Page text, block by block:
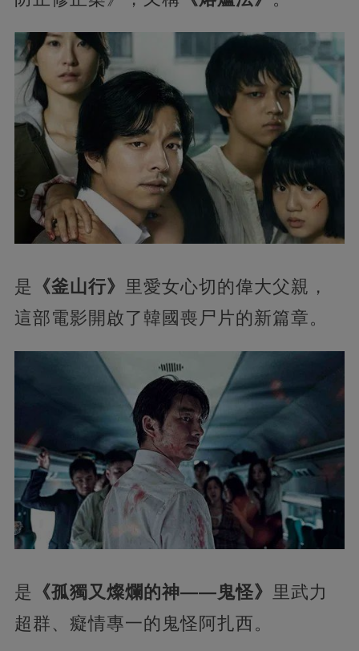
是 《釜山行》 里愛女心切的偉大父親，
這部電影開啟了韓國喪尸片的新篇章。
是 《孤獨又燦爛的神——鬼怪》 里武力
超群、癡情專一的鬼怪阿扎西。